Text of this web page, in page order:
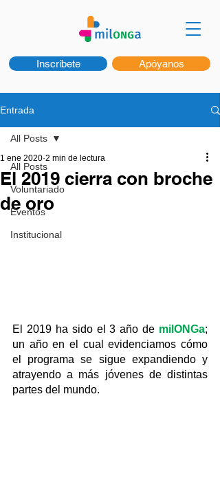
Inscríbete Apóyanos
Entrada
All Posts
Voluntariado
Eventos
Institucional
All Posts
El 2019 cierra con broche
de oro
1 ene 2020 2 min de lectura
El 2019 ha sido el 3 año de milONGa;
un año en el cual evidenciamos cómo
el programa se sigue expandiendo y
atrayendo a más jóvenes de distintas
partes del mundo.